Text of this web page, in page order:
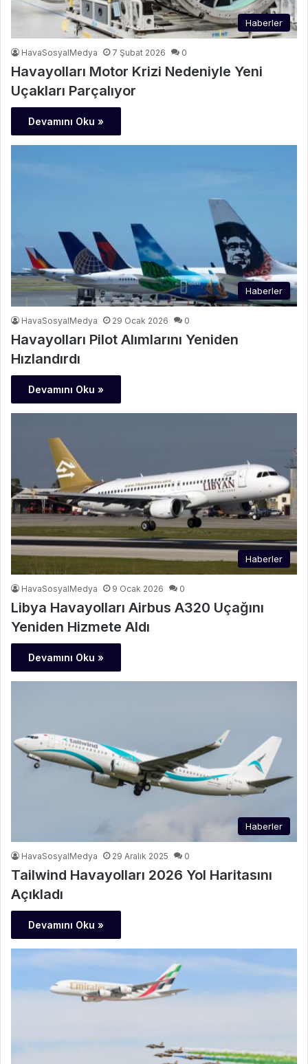
Haberler
HavaSosyalMedya 7 Şubat 2026 0
Havayolları Motor Krizi Nedeniyle Yeni
Uçakları Parçalıyor
Devamını Oku »
Haberler
HavaSosyalMedya 29 Ocak 2026 0
Havayolları Pilot Alımlarını Yeniden
Hızlandırdı
Devamını Oku »
Haberler
HavaSosyalMedya 9 Ocak 2026 0
Libya Havayolları Airbus A320 Uçağını
Yeniden Hizmete Aldı
Devamını Oku »
Haberler
HavaSosyalMedya 29 Aralık 2025 0
Tailwind Havayolları 2026 Yol Haritasını
Açıkladı
Devamını Oku »